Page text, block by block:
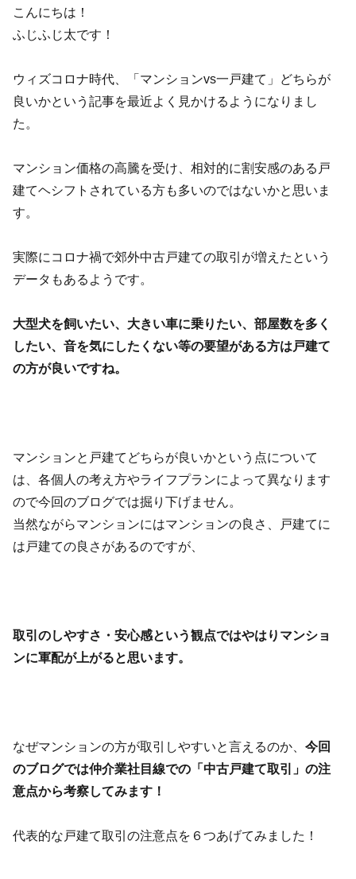
こんにちは！
ふじふじ太です！
ウィズコロナ時代、「マンションvs一戸建て」どちらが
良いかという記事を最近よく見かけるようになりまし
た。
マンション価格の高騰を受け、相対的に割安感のある戸
建てヘシフトされている方も多いのではないかと思いま
す。
実際にコロナ禍で郊外中古戸建ての取引が増えたという
データもあるようです。
大型犬を飼いたい、大きい車に乗りたい、部屋数を多く
したい、音を気にしたくない等の要望がある方は戸建て
の方が良いですね。
マンションと戸建てどちらが良いかという点について
は、各個人の考え方やライフプランによって異なります
ので今回のブログでは掘り下げません。
当然ながらマンションにはマンションの良さ、戸建てに
は戸建ての良さがあるのですが、
取引のしやすさ・安心感という観点ではやはりマンショ
ンに軍配が上がると思います。
なぜマンションの方が取引しやすいと言えるのか、今回
のブログでは仲介業社目線での「中古戸建て取引」の注
意点から考察してみます！
代表的な戸建て取引の注意点を６つあげてみました！